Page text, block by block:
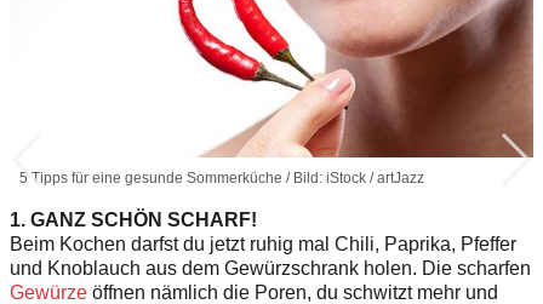
5 Tipps für eine gesunde Sommerküche / Bild: iStock / artJazz
1. GANZ SCHÖN SCHARF!
Beim Kochen darfst du jetzt ruhig mal Chili, Paprika, Pfeffer
und Knoblauch aus dem Gewürzschrank holen. Die scharfen
Gewürze öffnen nämlich die Poren, du schwitzt mehr und